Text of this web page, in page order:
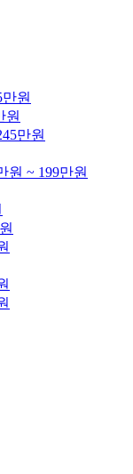
원
원
만원
원 ~ 199만원